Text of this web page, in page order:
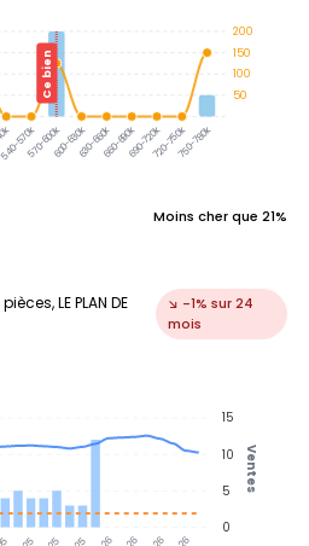
570k570-600k600-630k630-660k660-690k690-720k720-750k750-780k
Ce bien
200
150
100
50
Moins cher que 21%
LE PLAN DE
↘ -1% sur 24
mois
15
10
5
0
Ventes